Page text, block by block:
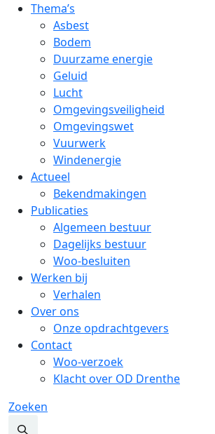
Thema’s
Asbest
Bodem
Duurzame energie
Geluid
Lucht
Omgevingsveiligheid
Omgevingswet
Vuurwerk
Windenergie
Actueel
Bekendmakingen
Publicaties
Algemeen bestuur
Dagelijks bestuur
Woo-besluiten
Werken bij
Verhalen
Over ons
Onze opdrachtgevers
Contact
Woo-verzoek
Klacht over OD Drenthe
Zoeken